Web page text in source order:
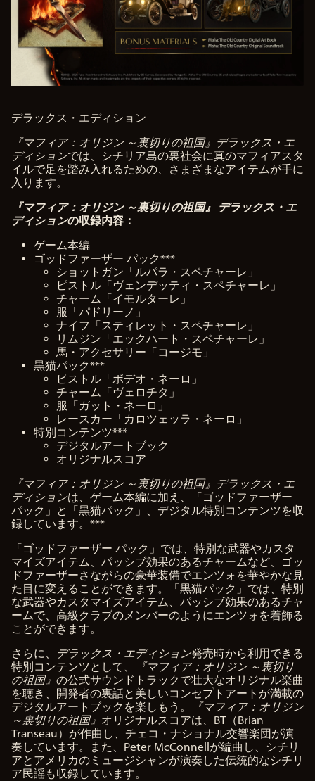
デラックス・エディション
『マフィア：オリジン ～裏切りの祖国』デラックス・エ
ディションでは、シチリア島の裏社会に真のマフィアスタ
イルで足を踏み入れるための、さまざまなアイテムが手に
入ります。
『マフィア：オリジン ～裏切りの祖国』 デラックス・エ
ディションの収録内容：
ゲーム本編
ゴッドファーザー パック***
ショットガン「ルパラ・スペチャーレ」
ピストル「ヴェンデッティ・スペチャーレ」
チャーム「イモルターレ」
服「パドリーノ」
ナイフ「スティレット・スペチャーレ」
リムジン「エックハート・スペチャーレ」
馬・アクセサリー「コージモ」
黒猫パック***
ピストル「ボデオ・ネーロ」
チャーム「ヴェロチタ」
服「ガット・ネーロ」
レースカー「カロツェッラ・ネーロ」
特別コンテンツ***
デジタルアートブック
オリジナルスコア
『マフィア：オリジン ～裏切りの祖国』デラックス・エ
ディションは、ゲーム本編に加え、「ゴッドファーザー
パック」と「黒猫パック」、デジタル特別コンテンツを収
録しています。***
「ゴッドファーザー パック」では、特別な武器やカスタ
マイズアイテム、パッシブ効果のあるチャームなど、ゴッ
ドファーザーさながらの豪華装備でエンツォを華やかな見
た目に変えることができます。「黒猫パック」では、特別
な武器やカスタマイズアイテム、パッシブ効果のあるチャ
ームで、高級クラブのメンバーのようにエンツォを着飾る
ことができます。
さらに、
デラックス・エディション発売時から利用できる
特別コンテンツとして、
『マフィア：オリジン ～裏切り
の祖国』 の公式サウンドトラックで壮大なオリジナル楽曲
を聴き、開発者の裏話と美しいコンセプトアートが満載の
デジタルアートブックを楽しもう。
『マフィア：オリジン
～裏切りの祖国』 オリジナルスコアは、BT（Brian
Transeau）が作曲し、チェコ・ナショナル交響楽団が演
奏しています。また、Peter McConnellが編曲し、シチリ
アとアメリカのミュージシャンが演奏した伝統的なシチリ
ア民謡も収録しています。